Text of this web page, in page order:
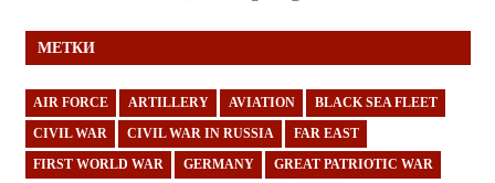
МЕТКИ
AIR FORCE ARTILLERY AVIATION BLACK SEA FLEET
CIVIL WAR CIVIL WAR IN RUSSIA FAR EAST
FIRST WORLD WAR GERMANY GREAT PATRIOTIC WAR